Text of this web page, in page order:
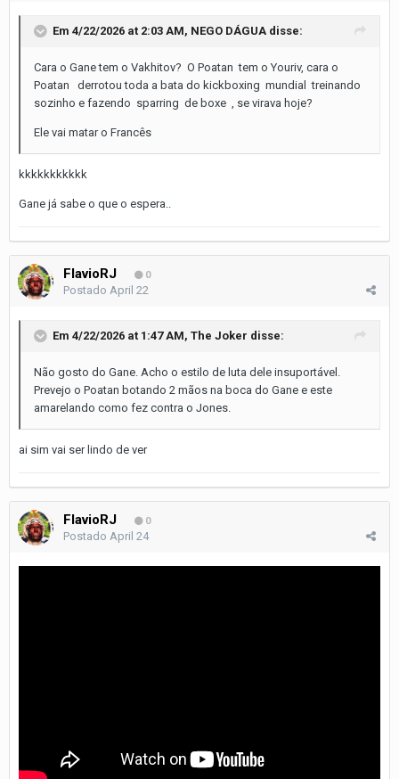
Em 4/22/2026 at 2:03 AM, NEGO DÁGUA disse:
Cara o Gane tem o Vakhitov? O Poatan tem o Youriv, cara o
Poatan derrotou toda a bata do kickboxing mundial treinando
sozinho e fazendo sparring de boxe , se virava hoje?
Ele vai matar o Francês
kkkkkkkkkkk
Gane já sabe o que o espera..
FlavioRJ 0
Postado April 22
Em 4/22/2026 at 1:47 AM, The Joker disse:
Não gosto do Gane. Acho o estilo de luta dele insuportável.
Prevejo o Poatan botando 2 mãos na boca do Gane e este
amarelando como fez contra o Jones.
ai sim vai ser lindo de ver
FlavioRJ 0
Postado April 24